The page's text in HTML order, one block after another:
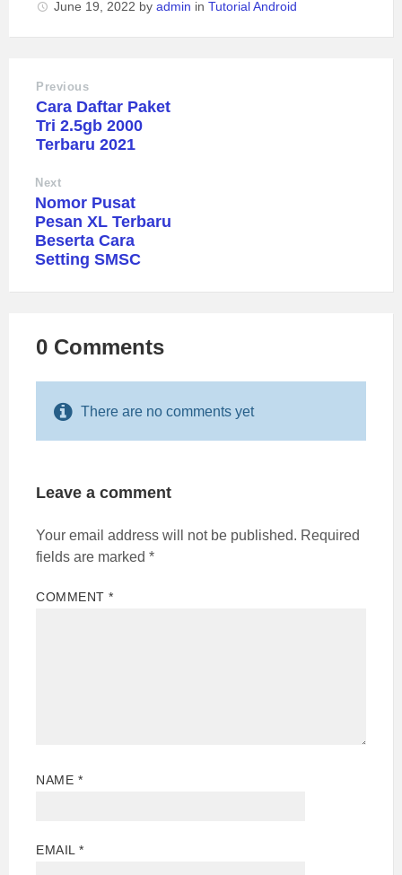
June 19, 2022 by admin in Tutorial Android
Previous
Cara Daftar Paket
Tri 2.5gb 2000
Terbaru 2021
Next
Nomor Pusat
Pesan XL Terbaru
Beserta Cara
Setting SMSC
0 Comments
There are no comments yet
Leave a comment
Your email address will not be published. Required
fields are marked *
COMMENT*
NAME *
EMAIL*